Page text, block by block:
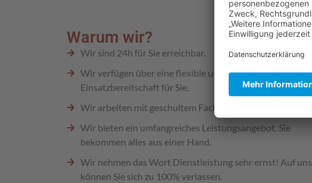
Warum wir?
Wir sind 24h für Sie erreichbar.
Wir verfügen über eine flexible und kurzfristige
Einsatzbereitschaft für Sie.
Wir arbeiten mit geschultem Fachpersonal.
Wir bieten ein umfangreiches Leistungsangebot. Sie
bekommen alles aus einer Hand.
Wir nehmen das Wort Dienstleistung sehr ernst! Auf uns
können Sie sich zu 100% verlassen.